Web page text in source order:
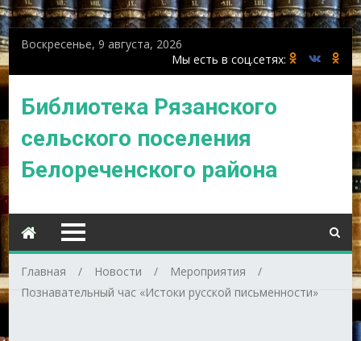
Воскресенье, 9 августа, 2026
Библиотека Рязанского
сельского поселения
Белореченского района
Главная Новости
Мероприятия
Познавательный час «Истоки русской письменности»